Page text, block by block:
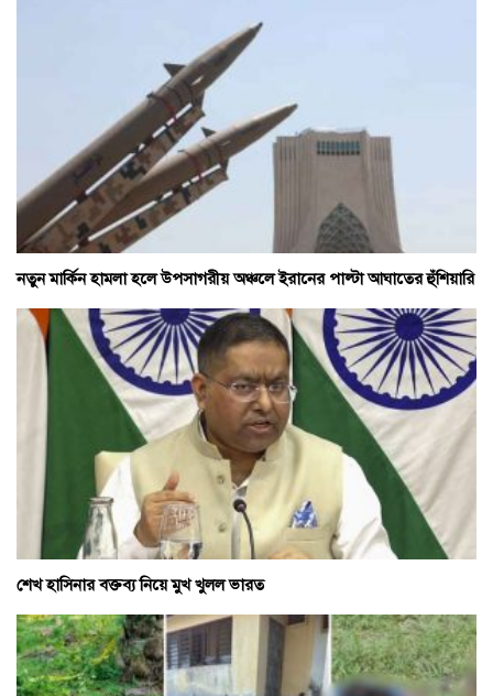
নতুন মার্কিন হামলা হলে উপসাগরীয় অঞ্চলে ইরানের পাল্টা আঘাতের হুঁশিয়ারি
শেখ হাসিনার বক্তব্য নিয়ে মুখ খুলল ভারত